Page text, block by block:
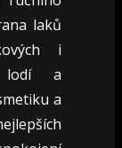
laků
i
lodí a
a